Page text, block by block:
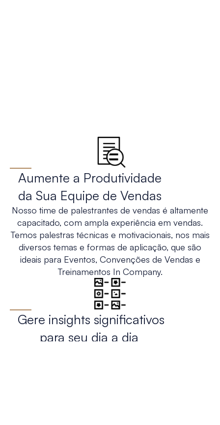
Aumente a Produtividade
da Sua Equipe de Vendas
Nosso time de palestrantes de vendas é altamente
capacitado, com ampla experiência em vendas.
Temos palestras técnicas e motivacionais, nos mais
diversos temas e formas de aplicação, que são
ideais para Eventos, Convenções de Vendas e
Treinamentos In Company.
Gere insights significativos
para seu dia a dia